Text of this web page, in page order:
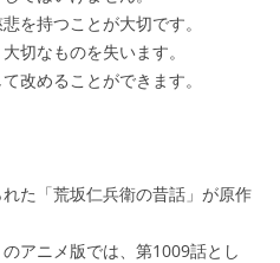
を持つことが大切です。
切なものを失います。
改めることができます。
た「荒坂仁兵衛の昔話」が原作
のアニメ版では、第1009話とし